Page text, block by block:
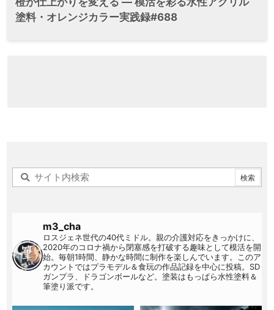
塗料・オレンジカラー実践録#688
m3_cha
ロスジェネ世代の40代ミドル。親の介護対応をきっかけに、
2020年のコロナ禍から閉塞感を打破する趣味として模活を開
始。毎朝1時間、静かな時間に制作を楽しんでいます。このア
カウントではプラモデル＆食玩の作品記録を中心に投稿。SD
ガンプラ、ドラゴンボールなど。塗装はもっぱら水性塗料＆
筆塗り派です。